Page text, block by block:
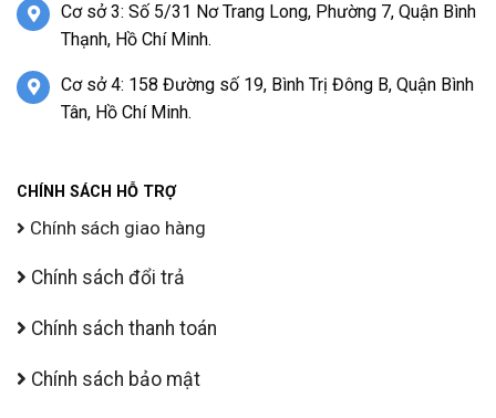
Cơ sở 3: Số 5/31 Nơ Trang Long, Phường 7, Quận Bình
Thạnh, Hồ Chí Minh.
Cơ sở 4: 158 Đường số 19, Bình Trị Đông B, Quận Bình
Tân, Hồ Chí Minh.
CHÍNH SÁCH HỖ TRỢ
Chính sách giao hàng
Chính sách đổi trả
Chính sách thanh toán
Chính sách bảo mật